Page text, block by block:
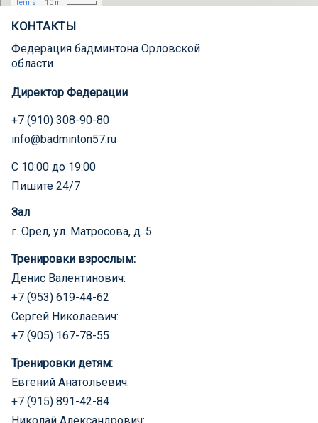
КОНТАКТЫ
Федерация бадминтона Орловской
области
Директор Федерации
+7 (910) 308-90-80
info@badminton57.ru
С 10:00 до 19:00
Пишите 24/7
Зал
г. Орел, ул. Матросова, д. 5
Тренировки взрослым:
Денис Валентинович:
+7 (953) 619-44-62
Сергей Николаевич:
+7 (905) 167-78-55
Тренировки детям:
Евгений Анатольевич:
+7 (915) 891-42-84